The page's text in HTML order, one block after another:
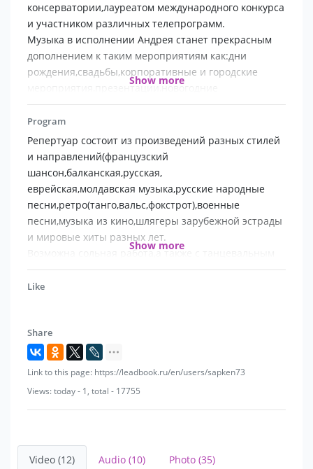
консерватории,лауреатом международного конкурса
и участником различных телепрограмм.
Музыка в исполнении Андрея станет прекрасным
дополнением к таким мероприятиям как:дни
рождения,свадьбы,корпоративные и городские
мероприятия,презентации,новогодние
праздники,день Победы,музыка «welcome».
Выступал с концертами в Германии, Франции,
Люксембурге, Бельгии, Дании, Финляндии,
Португалии, Испании, Амстердаме, Австрии,
Швеции, Швейцарии
Show more
Program
Репертуар состоит из произведений разных стилей
и направлений(французский
шансон,балканская,русская,
еврейская,молдавская музыка,русские народные
песни,ретро(танго,вальс,фокстрот),военные
песни,музыка из кино,шлягеры зарубежной эстрады
и мировые хиты разных лет.
Возможна сольная работа,а также с танцевальным
коллективом, или в ансамбле с разными
инструментами (скрипка, гитара, ударные,
Show more
Like
Share
Link to this page: https://leadbook.ru/en/users/sapken73
Views: today - 1, total - 17755
Video (12) Audio (10) Photo (35)